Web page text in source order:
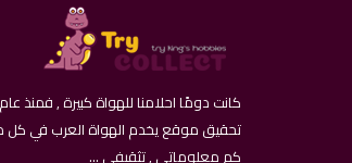
تحقيق موقع يخدم الهواة العرب في كل
كم معلوماتي , تثقيفي ...